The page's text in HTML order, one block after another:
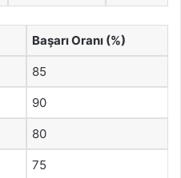
Başarı Oranı (%)
85
90
80
75